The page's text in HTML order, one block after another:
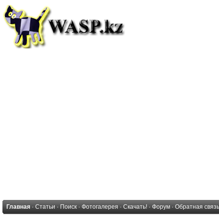
Главная · Статьи · Поиск · Фотогалерея · Скачать! · Форум · Обратная связь